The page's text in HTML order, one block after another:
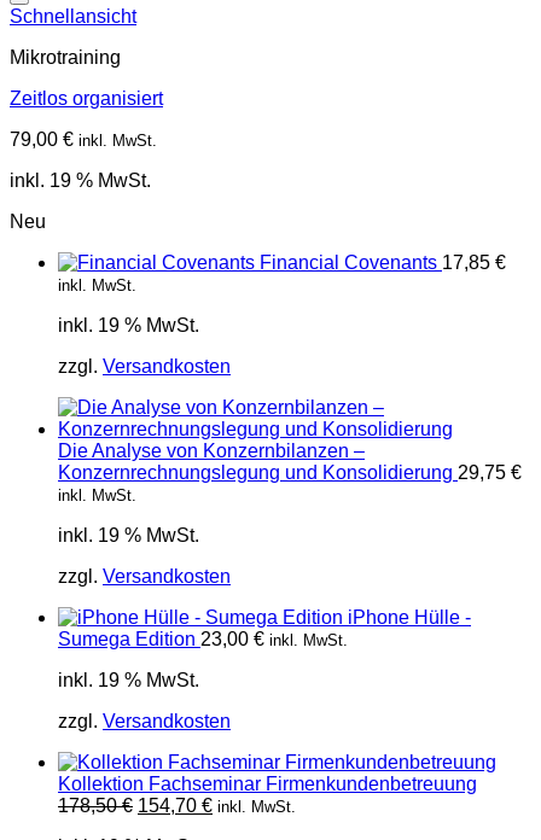
Schnellansicht
Mikrotraining
Zeitlos organisiert
79,00 € inkl. MwSt.
inkl. 19 % MwSt.
Neu
Financial Covenants 17,85 €
inkl. MwSt.
inkl. 19 % MwSt.
zzgl. Versandkosten
Die Analyse von Konzernbilanzen –
Konzernrechnungslegung und Konsolidierung 29,75 €
inkl. MwSt.
inkl. 19 % MwSt.
zzgl. Versandkosten
iPhone Hülle -
Sumega Edition 23,00 € inkl. MwSt.
inkl. 19 % MwSt.
zzgl. Versandkosten
Kollektion Fachseminar Firmenkundenbetreuung
178,50€ Ursprünglicher
154,70 €Aktueller
inkl. MwSt.